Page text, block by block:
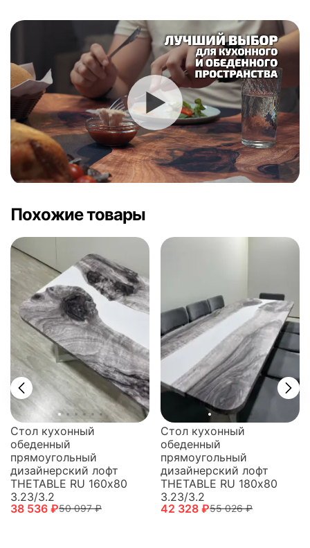
Похожие товары
Стол кухонный
обеденный
прямоугольный
дизайнерский лофт
THETABLE RU 160х80
3.23/3.2
38 536 ₽50 097 ₽
Стол кухонный
обеденный
прямоугольный
дизайнерский лофт
THETABLE RU 180х80
3.23/3.2
42 328 ₽55 026 ₽